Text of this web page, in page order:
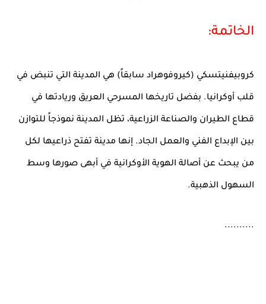
الخاتمة:
كروبيفنيتسكي (كيروفوهراد سابقاً) هي المدينة التي تنبض في
قلب أوكرانيا. بفضل تاريخها المسرحي العريق وريادتها في
قطاع الطيران والصناعة الزراعية، تظل المدينة نموذجاً للتوازن
بين الإبداع الفني والعمل الجاد. إنها مدينة تفتح ذراعيها لكل
من يبحث عن أصالة الهوية الأوكرانية في أبهى صورها وسط
السهول الذهبية.
..........